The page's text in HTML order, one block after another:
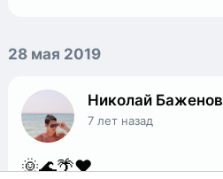
28 мая 2019
Николай Баженов
7 лет назад
🌞🌊🌴❤